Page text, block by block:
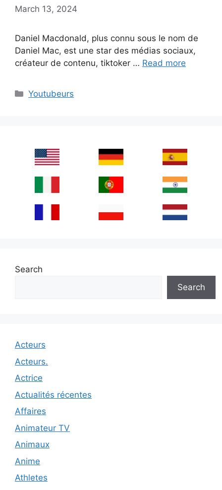
March 13, 2024
Daniel Macdonald, plus connu sous le nom de
Daniel Mac, est une star des médias sociaux,
créateur de contenu, tiktoker … Read more
Categories
Youtubeurs
Search
Search
Acteurs
Acteurs.
Actrice
Actualités récentes
Affaires
Animateur TV
Animaux
Anime
Athletes